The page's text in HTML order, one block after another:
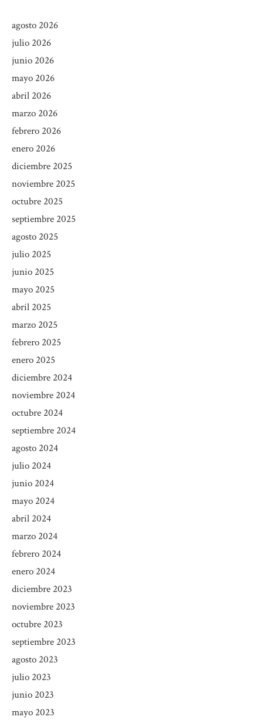
agosto 2026
julio 2026
junio 2026
mayo 2026
abril 2026
marzo 2026
febrero 2026
enero 2026
diciembre 2025
noviembre 2025
octubre 2025
septiembre 2025
agosto 2025
julio 2025
junio 2025
mayo 2025
abril 2025
marzo 2025
febrero 2025
enero 2025
diciembre 2024
noviembre 2024
octubre 2024
septiembre 2024
agosto 2024
julio 2024
junio 2024
mayo 2024
abril 2024
marzo 2024
febrero 2024
enero 2024
diciembre 2023
noviembre 2023
octubre 2023
septiembre 2023
agosto 2023
julio 2023
junio 2023
mayo 2023